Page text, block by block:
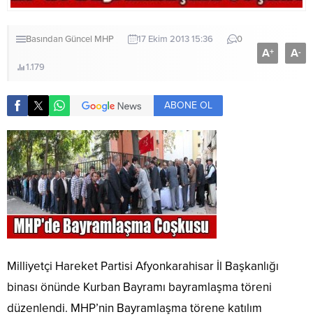
BasındanGüncel MHP 17 Ekim 2013 15:36 0
1.179
A+ A-
ABONE OL
Milliyetçi Hareket Partisi Afyonkarahisar İl Başkanlığı
binası önünde Kurban Bayramı bayramlaşma töreni
düzenlendi. MHP’nin Bayramlaşma törene katılım